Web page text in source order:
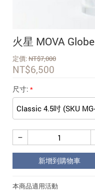
火星 MOVA Globe
定價:NT$7,000
NT$6,500
尺寸:
−
新增到購物車
本商品適用活動
加入 JARVIS VIP